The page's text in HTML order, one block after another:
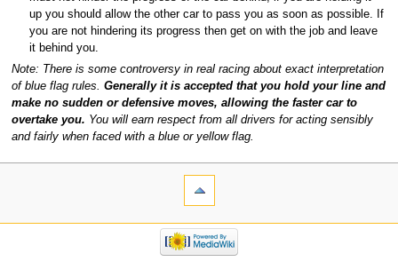
up you should allow the other car to pass you as soon as possible. If
you are not hindering its progress then get on with the job and leave
it behind you.
Note: There is some controversy in real racing about exact interpretation
of blue flag rules. Generally it is accepted that you hold your line and
make no sudden or defensive moves, allowing the faster car to
overtake you. You will earn respect from all drivers for acting sensibly
and fairly when faced with a blue or yellow flag.